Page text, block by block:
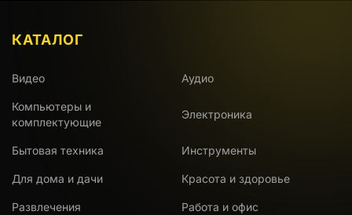
КАТАЛОГ
Видео Аудио
Компьютеры и
комплектующие
Электроника
Бытовая техника Инструменты
Для дома и дачи Красота и здоровье
Развлечения Работа и офис